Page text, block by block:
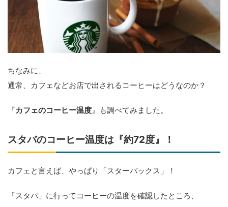
ちなみに、
通常、カフェなどお店で出されるコーヒーはどうなのか？
『カフェのコーヒー温度』も調べてみました。
スタバのコーヒー温度は『約72度』！
カフェと言えば、やっぱり「スターバックス」！
「スタバ」に行ってコーヒーの温度を確認したところ、